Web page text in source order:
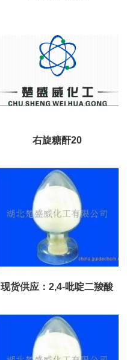
右旋糖酐20
现货供应：2,4-吡啶二羧酸